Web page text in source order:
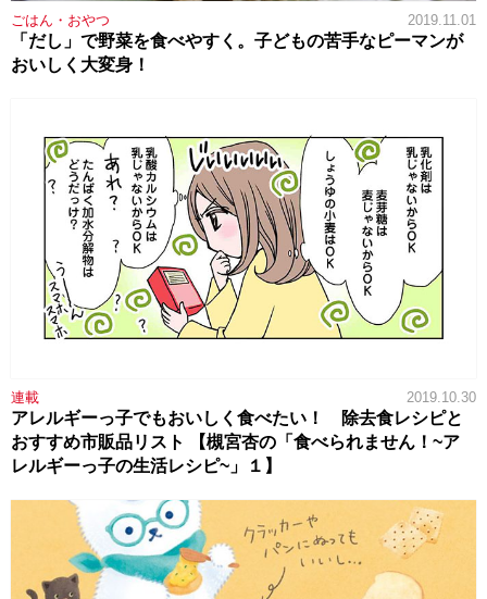
ごはん・おやつ 2019.11.01
「だし」で野菜を食べやすく。子どもの苦手なピーマンが
おいしく大変身！
連載 2019.10.30
アレルギーっ子でもおいしく食べたい！ 除去食レシピと
おすすめ市販品リスト 【槻宮杏の「食べられません！~ア
レルギーっ子の生活レシピ~」１】